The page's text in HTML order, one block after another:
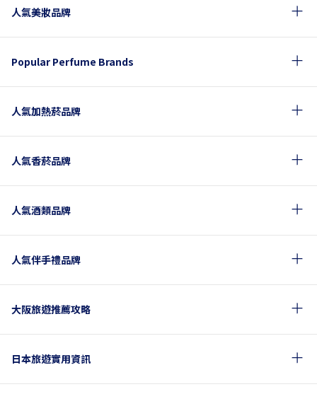
人氣美妝品牌
Popular Perfume Brands
人氣加熱菸品牌
人氣香菸品牌
人氣酒類品牌
人氣伴手禮品牌
大阪旅遊推薦攻略
日本旅遊實用資訊